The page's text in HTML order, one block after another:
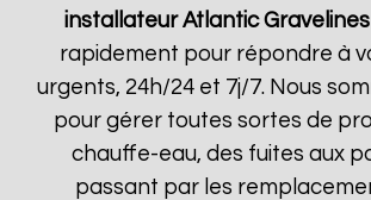
installateur Atlantic Gravelines
rapidement pour répondre à
urgents, 24h/24 et 7j/7. Nous
pour gérer toutes sortes de
chauffe-eau, des fuites aux
passant par les